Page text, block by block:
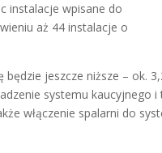
instalacje wpisane do
aż 44 instalacje o
jeszcze niższe – ok.
systemu kaucyjnego i
włączenie spalarni do